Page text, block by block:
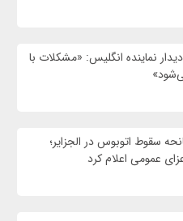
نماینده انگلیس: «مشکلات با
سقوط اتوبوس در الجزایر؛
عمومی اعلام کرد